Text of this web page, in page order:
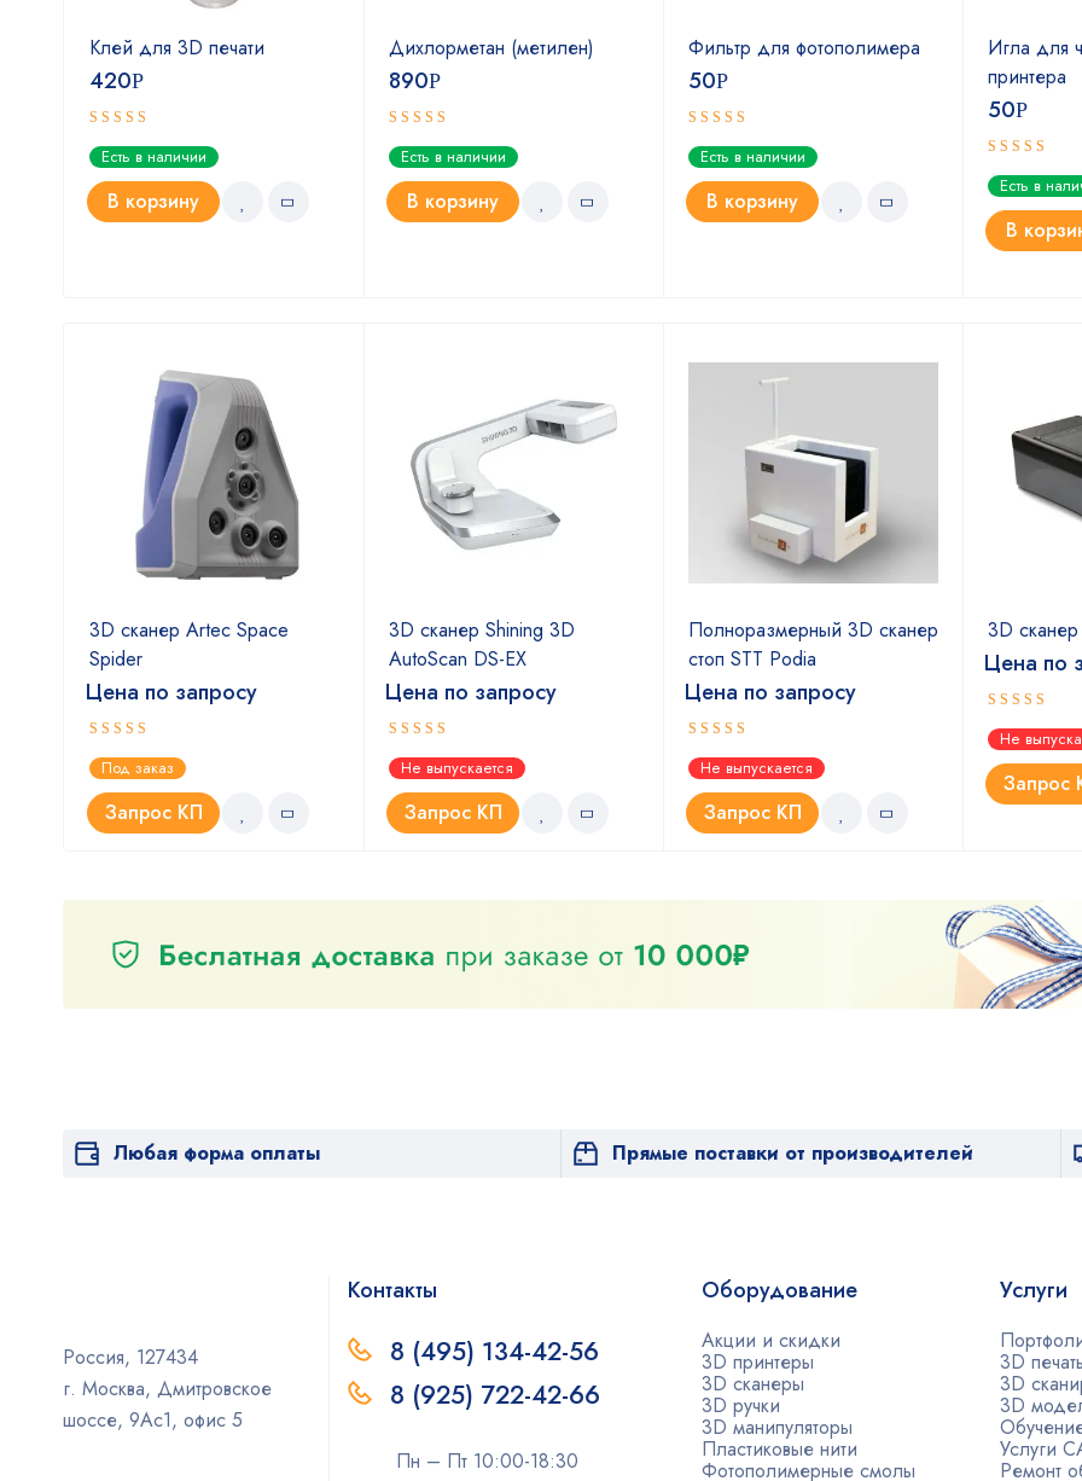
Клей для 3D печати
420Р
Оценка
5.00из 5
Есть в наличии
В корзину
Дихлорметан (метилен)
890Р
Оценка
4.67из 5
Есть в наличии
В корзину
Фильтр для фотополимера
50Р
Оценка
5.00из 5
Есть в наличии
В корзину
Игла для
принтера
50Р
Оценка
5.00из 5
Есть в
В
3D сканер Artec Space
Spider
Цена по запросу
Оценка
5.00из 5
Под заказ
Запрос КП
3D сканер Shining 3D
AutoScan DS-EX
Цена по запросу
Оценка
4.67из 5
Не выпускается
Запрос КП
Полноразмерный 3D сканер
стоп STT Podia
Цена по запросу
Оценка
4.67из 5
Не выпускается
Запрос КП
3D сканер
Цена по
Оценка
4.67из 5
Не
Запрос
Любая форма оплаты Прямые поставки от производителей
Россия, 127434
г. Москва, Дмитровское
шоссе, 9Ас1, офис 5
Контакты
8 (495) 134-42-56
8 (925) 722-42-66
Пн – Пт 10:00-18:30
Оборудование
Акции и скидки
3D принтеры
3D сканеры
3D ручки
3D манипуляторы
Пластиковые нити
Фотополимерные смолы
Услуги
3D печать
3D
3D
Услуги
Ремонт